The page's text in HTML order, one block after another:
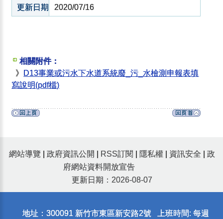
更新日期 2020/07/16
相關附件：
》
D13事業或污水下水道系統廢_污_水檢測申報表填
寫說明(pdf檔)
網站導覽 政府資訊公開 RSS訂閱 隱私權 資訊安全
政
府網站資料開放宣告
更新日期：2026-08-07
地址：300091 新竹市東區新安路2號 上班時間: 每週